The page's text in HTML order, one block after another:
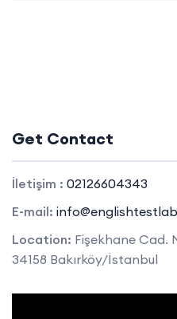
Get Contact
İletişim : 02126604343
E-mail:
Location: Fişekhane Cad.
34158 Bakırköy/İstanbul